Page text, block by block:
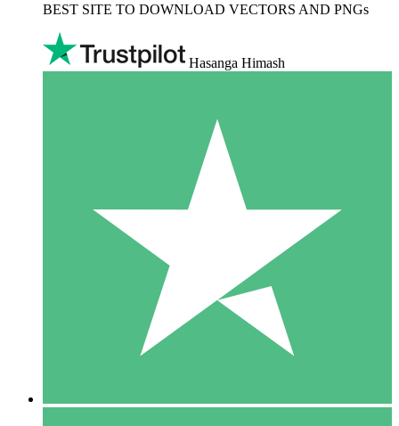
BEST SITE TO DOWNLOAD VECTORS AND PNGs
Hasanga Himash